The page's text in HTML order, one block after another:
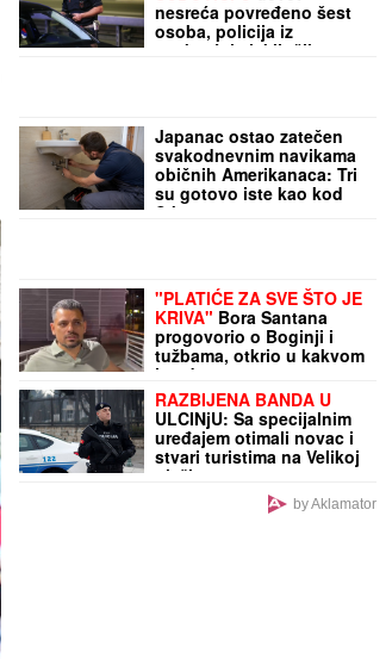
nesreća povređeno šest
osoba, policija iz
saobraćaja isključila 44
Japanac ostao zatečen
svakodnevnim navikama
običnih Amerikanaca: Tri
su gotovo iste kao kod
Srba
"PLATIĆE ZA SVE ŠTO JE
KRIVA" Bora Santana
progovorio o Boginji i
tužbama, otkrio u kakvom
je odnosu sa
Anastasijom Brčić - Evo
da li ulazi u Elitu 10
RAZBIJENA BANDA U
ULCINjU: Sa specijalnim
uređajem otimali novac i
stvari turistima na Velikoj
plaži
by Aklamator